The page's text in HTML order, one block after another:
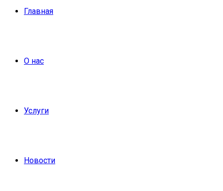
Главная
О нас
Услуги
Новости